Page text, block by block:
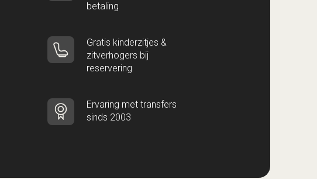
betaling
Gratis kinderzitjes &
zitverhogers bij
reservering
Ervaring met transfers
sinds 2003